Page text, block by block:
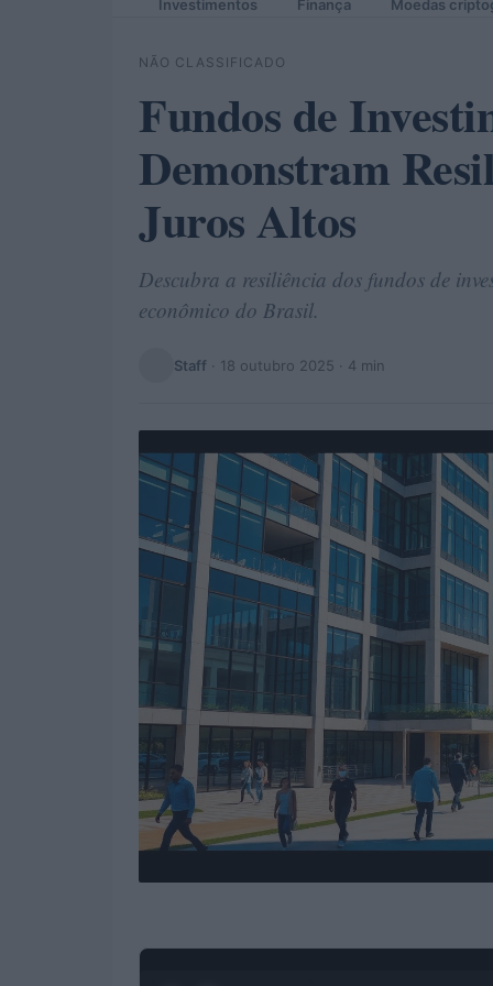
Investimentos Finança Moedas
NÃO CLASSIFICADO
Fundos de
Demonstram
Juros Altos
Descubra a resiliência dos fundos de
econômico do Brasil.
Staff · 18 outubro 2025 · 4 min